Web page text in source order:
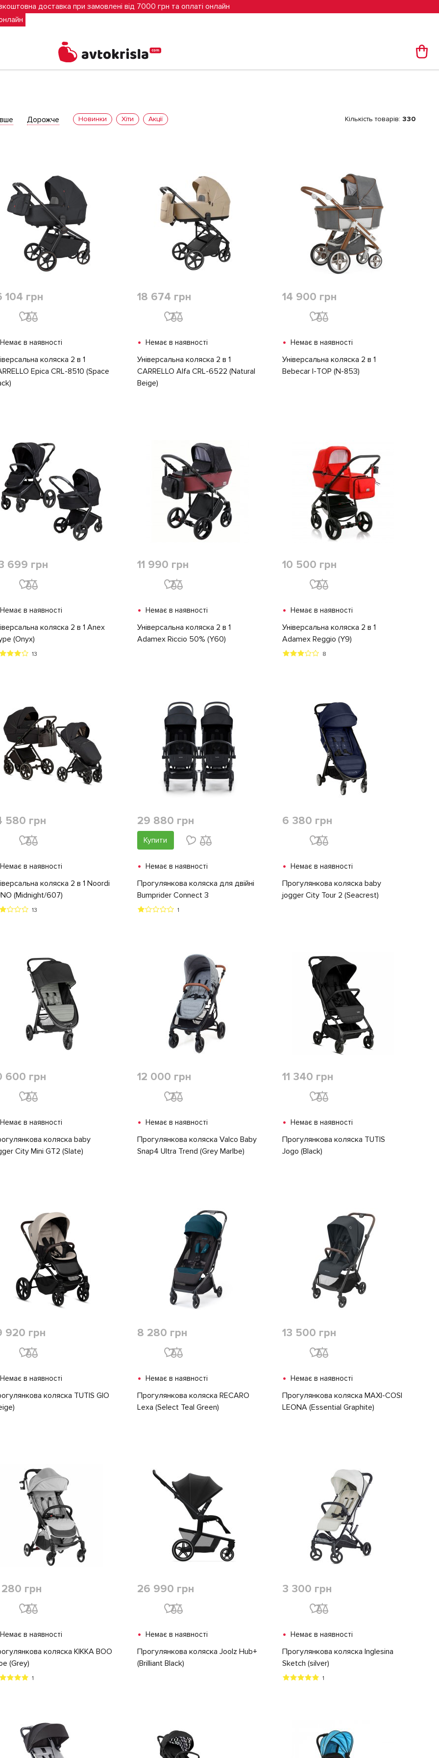
доставка при замовлені від 7000 грн та оплаті онлайн
Дорожче Новинки Хіти Акції Кількість товарів: 330
104 грн
Немає в наявності
коляска 2 в 1
Epica CRL-8510 (Space
18 674 грн
• Немає в наявності
Універсальна коляска 2 в 1
CARRELLO Alfa CRL-6522 (Natural
Beige)
14 900 грн
• Немає в наявності
Універсальна коляска 2 в 1
Bebecar I-TOP (N-853)
699 грн
Немає в наявності
коляска 2 в 1 Anex
(Onyx)
13
11 990 грн
• Немає в наявності
Універсальна коляска 2 в 1
Adamex Riccio 50% (Y60)
10 500 грн
• Немає в наявності
Універсальна коляска 2 в 1
Adamex Reggio (Y9)
8
580 грн
Немає в наявності
коляска 2 в 1 Noordi
(Midnight/607)
13
29 880 грн
Купити
• Немає в наявності
Прогулянкова коляска для двійні
Bumprider Connect 3
1
6 380 грн
• Немає в наявності
Прогулянкова коляска baby
jogger City Tour 2 (Seacrest)
600 грн
Немає в наявності
коляска baby
City Mini GT2 (Slate)
12 000 грн
• Немає в наявності
Прогулянкова коляска Valco Baby
Snap4 Ultra Trend (Grey Marlbe)
11 340 грн
• Немає в наявності
Прогулянкова коляска TUTIS
Jogo (Black)
920 грн
Немає в наявності
коляска TUTIS GIO
8 280 грн
• Немає в наявності
Прогулянкова коляска RECARO
Lexa (Select Teal Green)
13 500 грн
• Немає в наявності
Прогулянкова коляска MAXI-COSI
LEONA (Essential Graphite)
грн
Немає в наявності
коляска KIKKA BOO
(Grey)
1
26 990 грн
• Немає в наявності
Прогулянкова коляска Joolz Hub+
(Brilliant Black)
3 300 грн
• Немає в наявності
Прогулянкова коляска Inglesina
Sketch (silver)
1